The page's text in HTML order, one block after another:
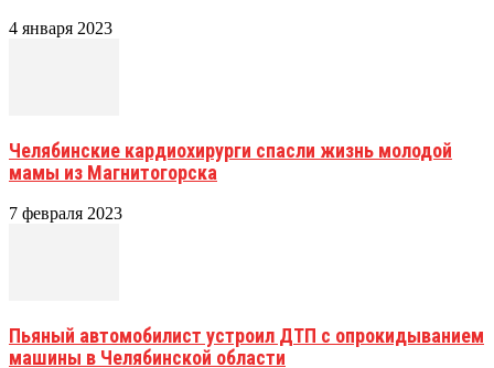
4 января 2023
Челябинские кардиохирурги спасли жизнь молодой
мамы из Магнитогорска
7 февраля 2023
Пьяный автомобилист устроил ДТП с опрокидыванием
машины в Челябинской области